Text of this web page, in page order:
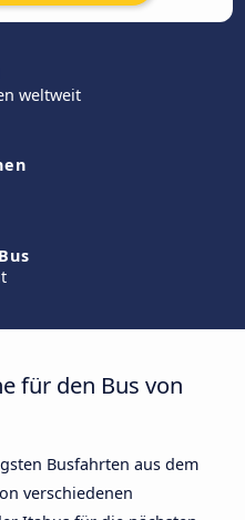
weltweit
für den Bus von
Busfahrten aus dem
verschiedenen